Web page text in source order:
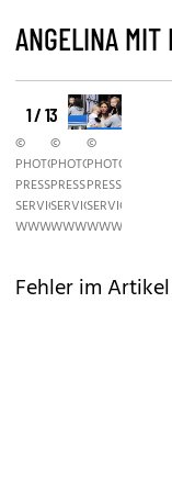
ANGELINA MIT
1 / 13
©
PHOTO
PRESS
SERVICE,
WWW.PHOTOPRESS.AT
©
PHOTO
PRESS
SERVICE,
WWW.PHOTOPRESS.AT
©
PHOTO
PRESS
SERVICE,
Fehler im